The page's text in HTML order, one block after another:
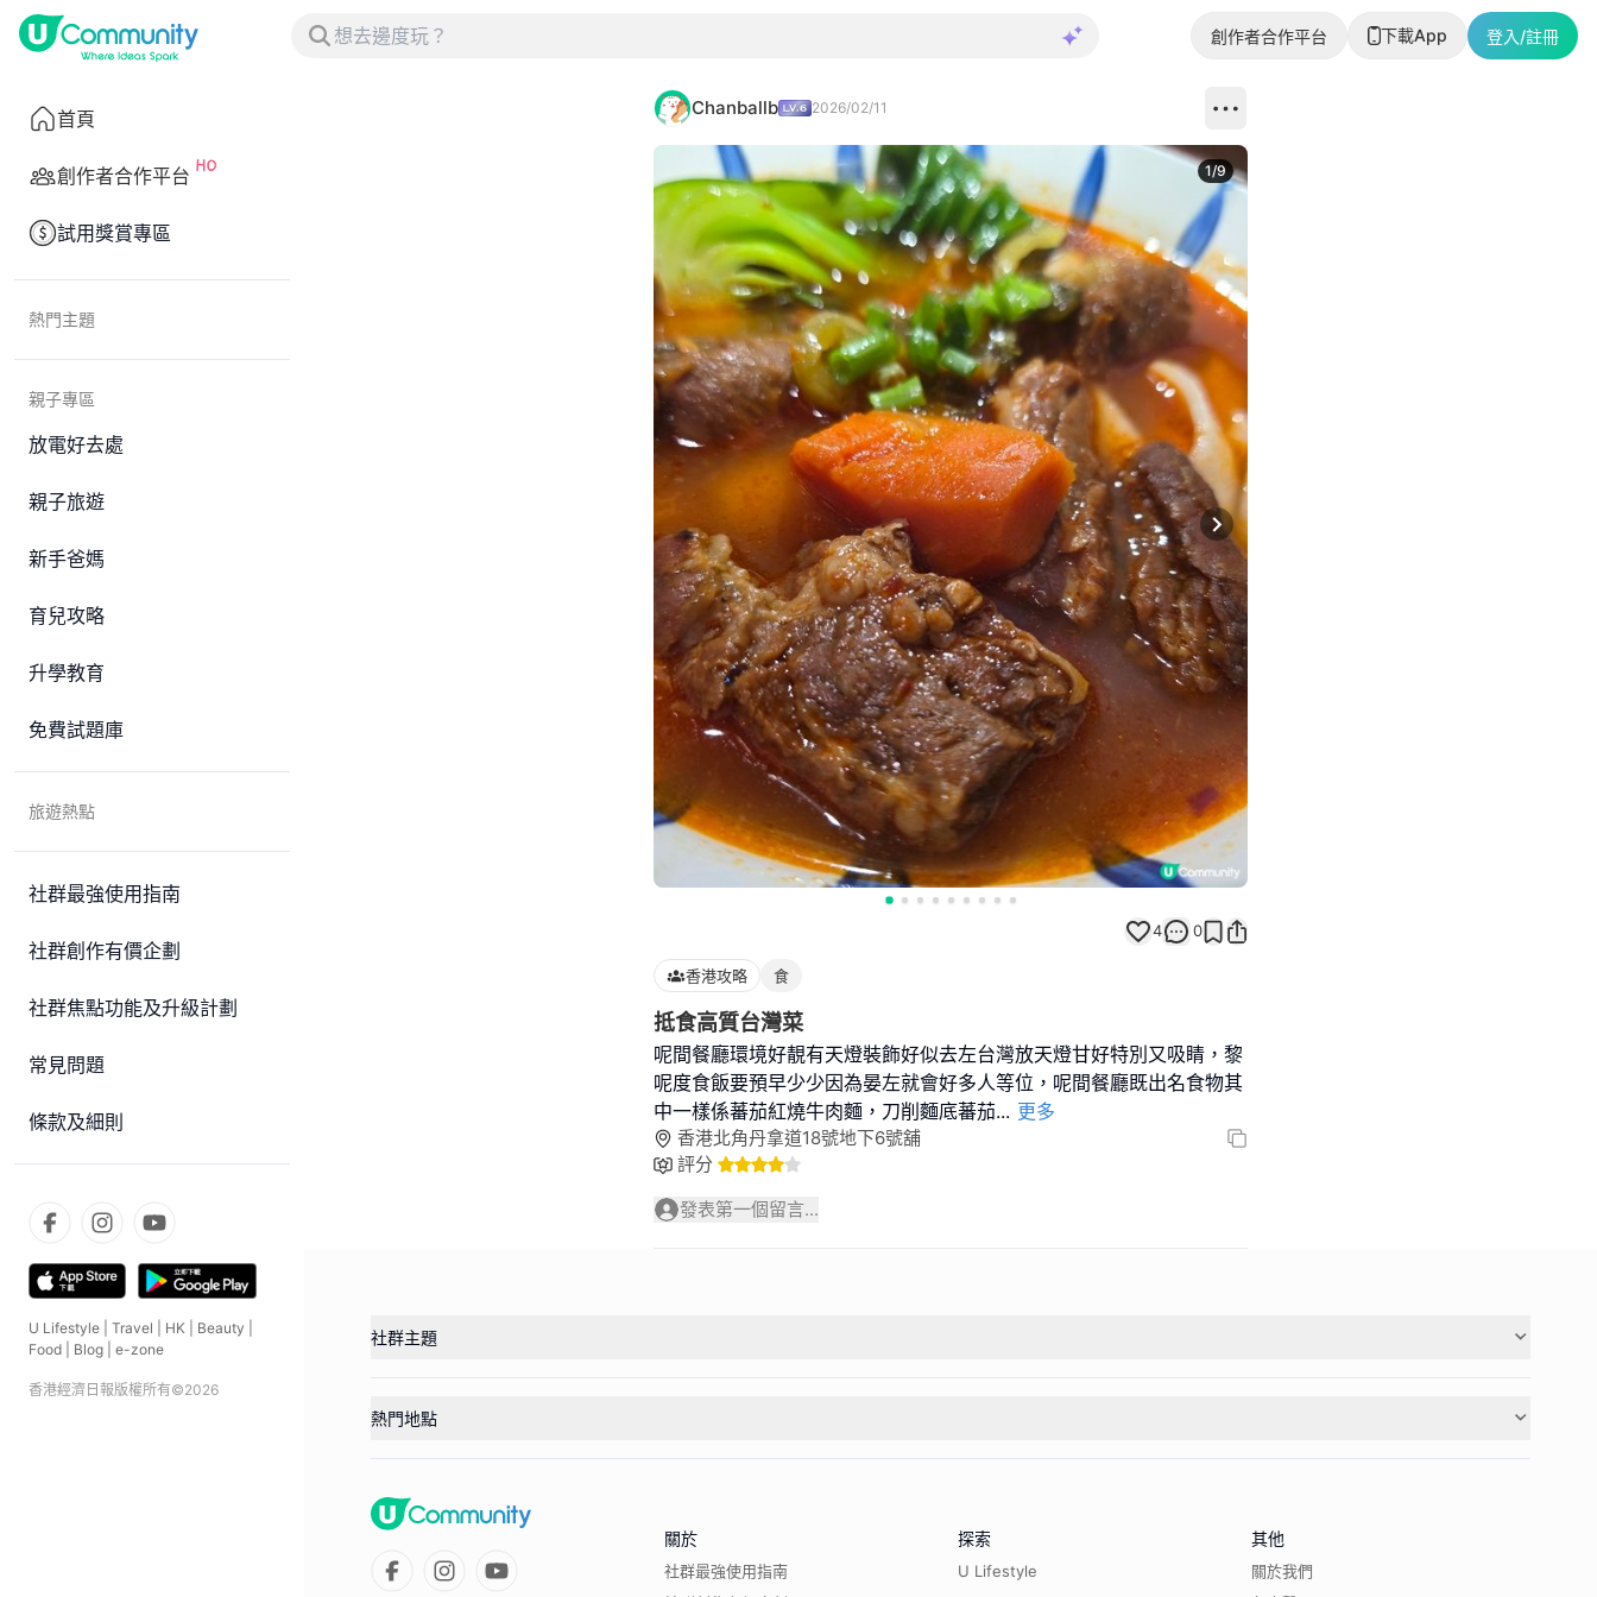
創作者合作平台 下載App 登入/註冊
首頁
創作者合作平台
試用獎賞專區
熱門主題
親子專區
放電好去處
親子旅遊
新手爸媽
育兒攻略
升學教育
免費試題庫
旅遊熱點
社群最強使用指南
社群創作有價企劃
社群焦點功能及升級計劃
常見問題
條款及細則
U Lifestyle Travel HK Beauty
Food
Blog e-zone
香港經濟日報版權所有©2026
Chanballb 2026/02/11
Next slide
1/9
4 0
香港攻略 食
抵食高質台灣菜
呢間餐廳環境好靚有天燈裝飾好似去左台灣放天燈甘好特別又吸睛，黎
呢度食飯要預早少少因為晏左就會好多人等位，呢間餐廳既出名食物其
中一樣係蕃茄紅燒牛肉麵，刀削麵底蕃茄... 更多
香港北角丹拿道18號地下6號舖
評分
發表第一個留言...
社群主題
熱門地點
關於
社群最強使用指南
探索
U Lifestyle
其他
關於我們